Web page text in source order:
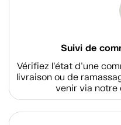
Suivi de
Vérifiez l'état d'une
livraison ou de
venir via notre